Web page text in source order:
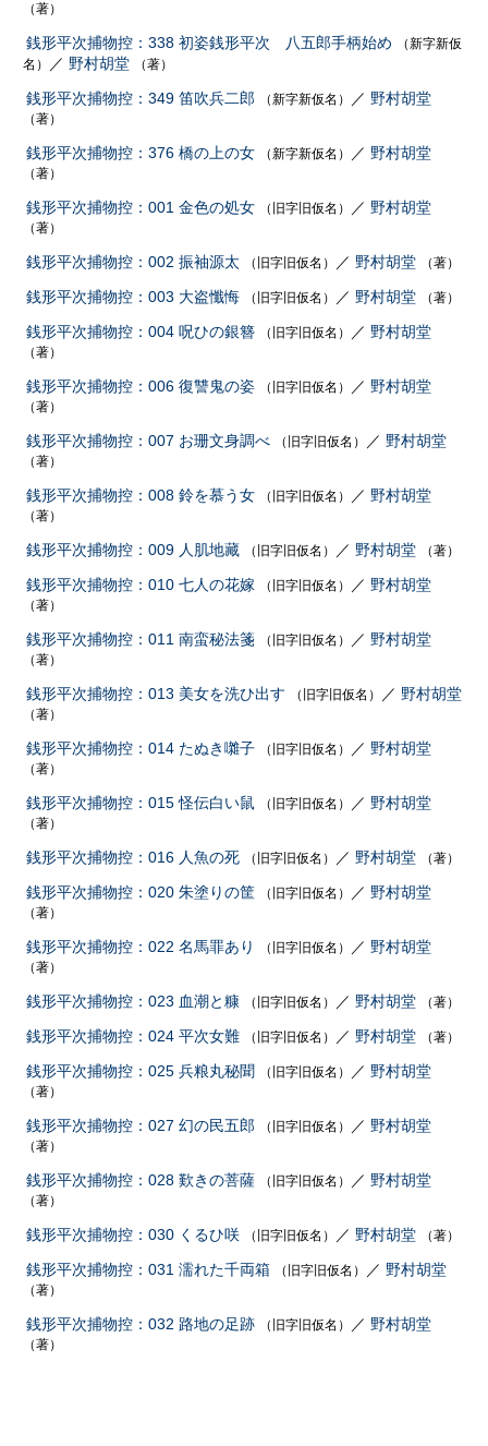
（著）
銭形平次捕物控：338 初姿銭形平次 八五郎手柄始め
（新字新仮
名）
／ 野村胡堂 （著）
銭形平次捕物控：349 笛吹兵二郎 （新字新仮名） ／ 野村胡堂
（著）
銭形平次捕物控：376 橋の上の女 （新字新仮名） ／ 野村胡堂
（著）
銭形平次捕物控：001 金色の処女 （旧字旧仮名） ／ 野村胡堂
（著）
銭形平次捕物控：002 振袖源太 （旧字旧仮名） ／ 野村胡堂 （著）
銭形平次捕物控：003 大盗懺悔 （旧字旧仮名） ／ 野村胡堂 （著）
銭形平次捕物控：004 呪ひの銀簪 （旧字旧仮名） ／ 野村胡堂
（著）
銭形平次捕物控：006 復讐鬼の姿 （旧字旧仮名） ／ 野村胡堂
（著）
銭形平次捕物控：007 お珊文身調べ （旧字旧仮名） ／ 野村胡堂
（著）
銭形平次捕物控：008 鈴を慕う女 （旧字旧仮名） ／ 野村胡堂
（著）
銭形平次捕物控：009 人肌地藏 （旧字旧仮名） ／ 野村胡堂 （著）
銭形平次捕物控：010 七人の花嫁 （旧字旧仮名） ／ 野村胡堂
（著）
銭形平次捕物控：011 南蛮秘法箋 （旧字旧仮名） ／ 野村胡堂
（著）
銭形平次捕物控：013 美女を洗ひ出す （旧字旧仮名） ／ 野村胡堂
（著）
銭形平次捕物控：014 たぬき囃子 （旧字旧仮名） ／ 野村胡堂
（著）
銭形平次捕物控：015 怪伝白い鼠 （旧字旧仮名） ／ 野村胡堂
（著）
銭形平次捕物控：016 人魚の死 （旧字旧仮名） ／ 野村胡堂 （著）
銭形平次捕物控：020 朱塗りの筐 （旧字旧仮名） ／ 野村胡堂
（著）
銭形平次捕物控：022 名馬罪あり （旧字旧仮名） ／ 野村胡堂
（著）
銭形平次捕物控：023 血潮と糠 （旧字旧仮名） ／ 野村胡堂 （著）
銭形平次捕物控：024 平次女難 （旧字旧仮名） ／ 野村胡堂 （著）
銭形平次捕物控：025 兵粮丸秘聞 （旧字旧仮名） ／ 野村胡堂
（著）
銭形平次捕物控：027 幻の民五郎 （旧字旧仮名） ／ 野村胡堂
（著）
銭形平次捕物控：028 歎きの菩薩 （旧字旧仮名） ／ 野村胡堂
（著）
銭形平次捕物控：030 くるひ咲 （旧字旧仮名） ／ 野村胡堂 （著）
銭形平次捕物控：031 濡れた千両箱 （旧字旧仮名） ／ 野村胡堂
（著）
銭形平次捕物控：032 路地の足跡 （旧字旧仮名） ／ 野村胡堂
（著）